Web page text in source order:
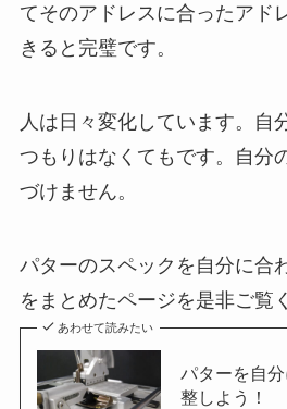
てそのアドレスに合ったアド
きると完璧です。
人は日々変化しています。自
つもりはなくてもです。自分
づけません。
パターのスペックを自分に合
をまとめたページを是非ご覧
あわせて読みたい
パターを自
整しよう！